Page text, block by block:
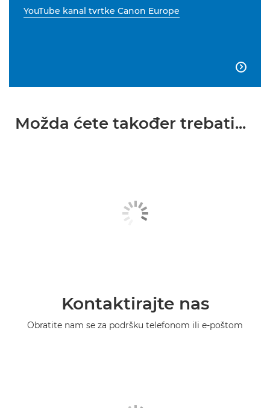
YouTube kanal tvrtke Canon Europe

Možda ćete također trebati...
Kontaktirajte nas
Obratite nam se za podršku telefonom ili e-poštom